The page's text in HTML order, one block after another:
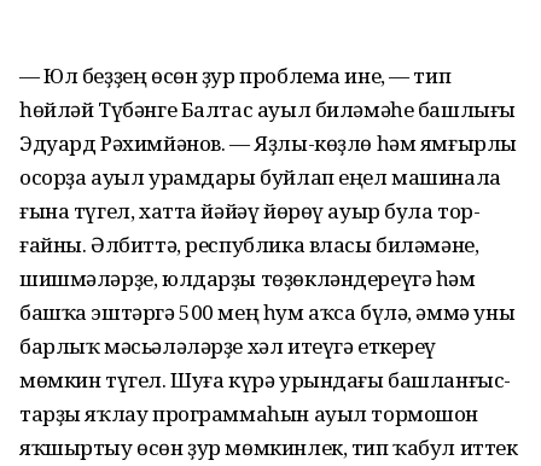
— Юл беҙҙең өсөн ҙур проблема ине, — тип
һөйләй Түбәнге Балтас ауыл биләмәһе башлығы
Эдуард Рәхимйәнов. — Яҙлы-көҙлө һәм ямғырлы
осорҙа ауыл урамдары буйлап еңел машинала
ғына түгел, хатта йәйәү йөрөү ауыр була тор-
ғайны. Әлбиттә, республика власы биләмәне,
шишмәләрҙе, юлдарҙы төҙөкләндереүгә һәм
башҡа эштәргә 500 мең һум аҡса бүлә, әммә уны
барлыҡ мәсьәләләрҙе хәл итеүгә еткереү
мөмкин түгел. Шуға күрә урындағы башланғыс-
тарҙы яҡлау программаһын ауыл тормошон
яҡшыртыу өсөн ҙур мөмкинлек, тип ҡабул иттек